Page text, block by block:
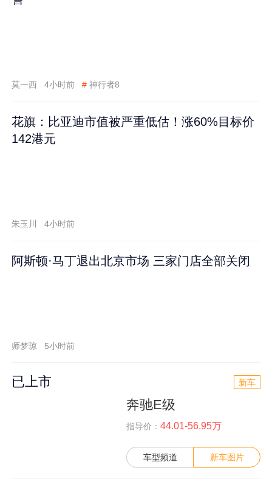
莫一西 4小时前 # 神行者8
花旗：比亚迪市值被严重低估！涨60%目标价
142港元
朱玉川 4小时前
阿斯顿·马丁退出北京市场 三家门店全部关闭
师梦琼 5小时前
已上市 新车
奔驰E级
指导价： 44.01-56.95万
车型频道 新车图片